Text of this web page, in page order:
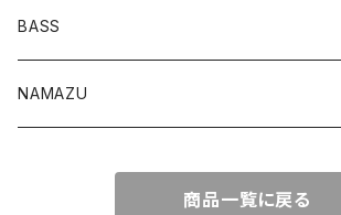
Luckyワームシリーズ
ディープスワイパー
BASS
NAMAZU
商品一覧に戻る